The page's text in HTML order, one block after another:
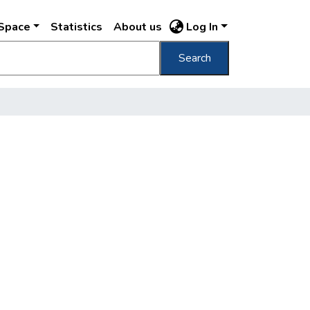
Statistics About us Log In
Search